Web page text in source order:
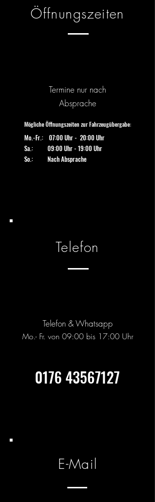
Öffnungszeiten
Termine nur nach
Absprache
Mögliche Öffnungszeiten zur Fahrzeugübergabe:
Mo.-Fr.: 07:00 Uhr - 20:00 Uhr
Sa.: 09:00 Uhr - 19:00 Uhr
So.: Nach Absprache
Telefon
Telefon & Whatsapp
Mo.- Fr. von 09:00 bis 17:00 Uhr
0176 43567127
E-Mail